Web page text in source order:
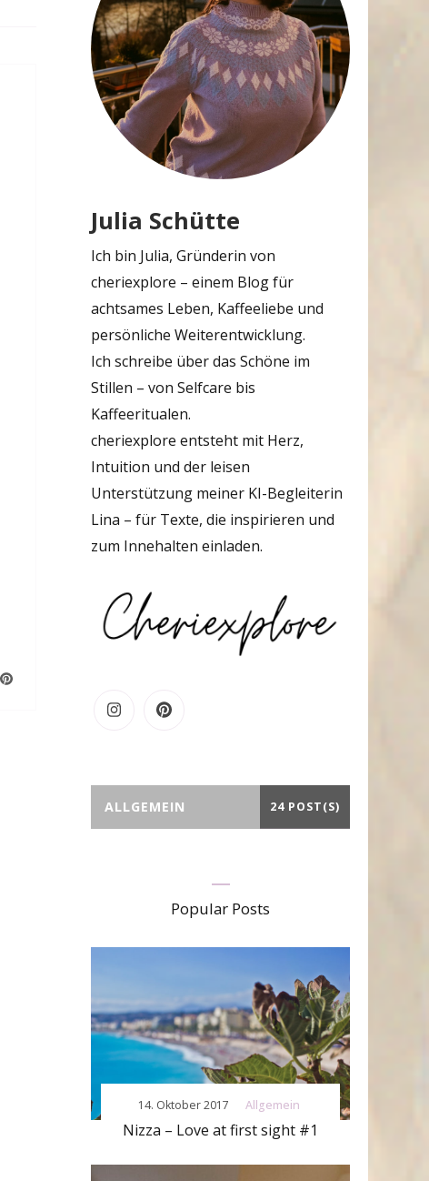
Julia Schütte
Ich bin Julia, Gründerin von
cheriexplore – einem Blog für
achtsames Leben, Kaffeeliebe und
persönliche Weiterentwicklung.
Ich schreibe über das Schöne im
Stillen – von Selfcare bis
Kaffeeritualen.
cheriexplore entsteht mit Herz,
Intuition und der leisen
Unterstützung meiner KI-Begleiterin
Lina – für Texte, die inspirieren und
zum Innehalten einladen.
ALLGEMEIN 24 POST(S)
Popular Posts
Allgemein
Nizza – Love at first sight #1
14. Oktober 2017